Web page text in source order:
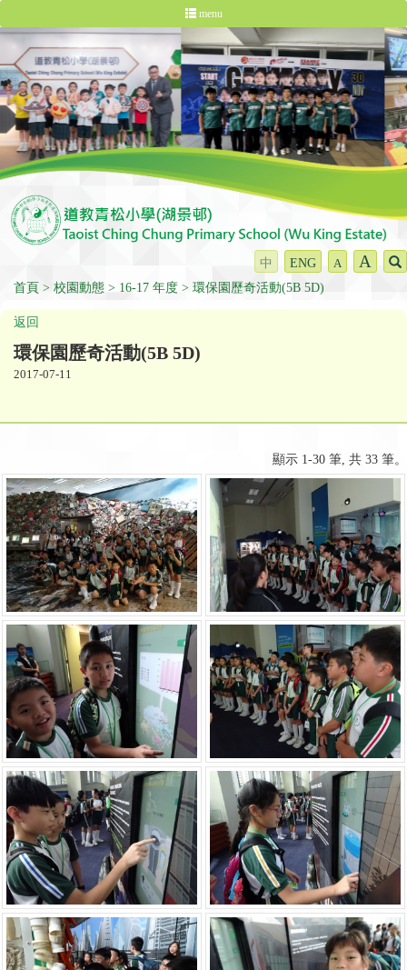
menu
中 ENG A A
首頁 校園動態 16-17 年度 環保園歷奇活動(5B 5D)
返回
環保園歷奇活動(5B 5D)
2017-07-11
顯示 1-30 筆, 共 33 筆。